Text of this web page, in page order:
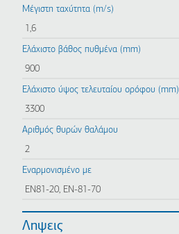
Μέγιστη ταχύτητα (m/s)
1,6
Ελάχιστο βάθος πυθμένα (mm)
900
Ελάχιστο ύψος τελευταίου ορόφου (mm)
3300
Αριθμός θυρών θαλάμου
2
Εναρμονισμένο με
ΕΝ81-20, ΕΝ-81-70
Ληψεις